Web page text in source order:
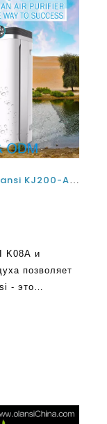
Очиститель Olansi Model K08A и Olansi KJ200-A3B очиститель воздуха позволяет иметь чистый и здоровый дом
позволяет
Китая с
Эта